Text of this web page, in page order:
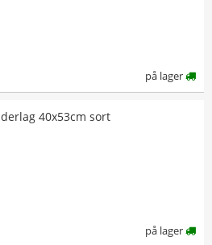
på lager
40x53cm sort
på lager